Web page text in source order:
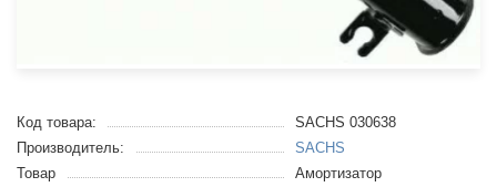
Код товара:
SACHS 030638
Производитель:
SACHS
Товар
Амортизатор